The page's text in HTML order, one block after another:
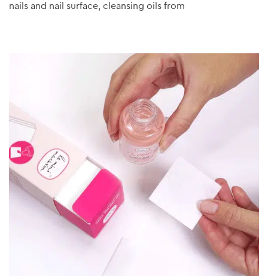
nails and nail surface, cleansing oils from